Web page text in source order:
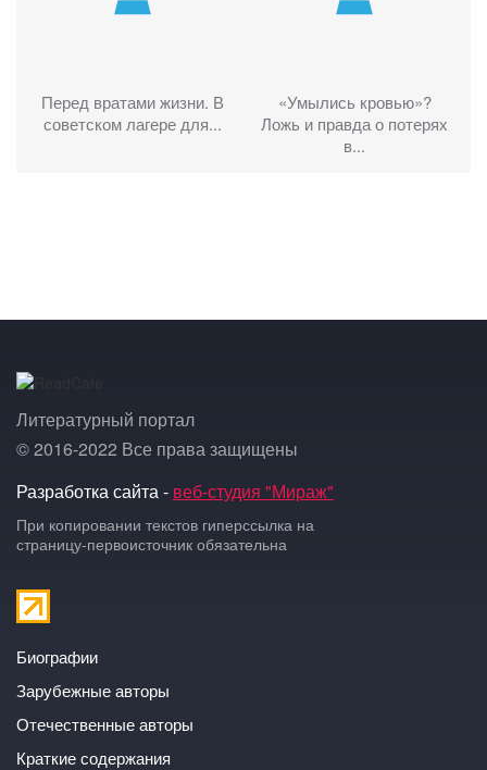
Перед вратами жизни. В
советском лагере для...
«Умылись кровью»?
Ложь и правда о потерях
в...
Литературный портал
© 2016-2022 Все права защищены
Разработка сайта - веб-студия "Мираж"
При копировании текстов гиперссылка на
страницу-первоисточник обязательна
Биографии
Зарубежные авторы
Отечественные авторы
Краткие содержания